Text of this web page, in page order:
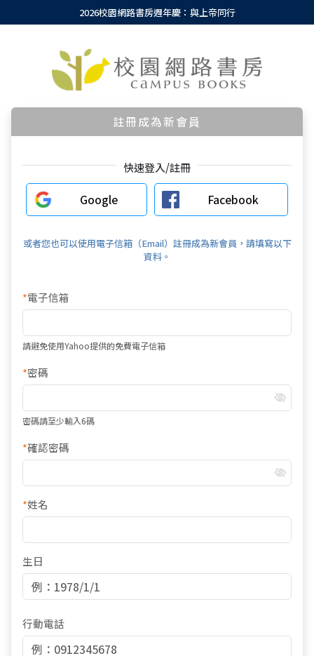
2026校園網路書房週年慶：與上帝同行
註冊成為新會員
快速登入/註冊
Google Facebook
或者您也可以使用電子信箱（Email）註冊成為新會員，請填寫以下
資料。
*電子信箱
請避免使用Yahoo提供的免費電子信箱
*密碼
密碼請至少輸入6碼
*確認密碼
*姓名
生日
行動電話